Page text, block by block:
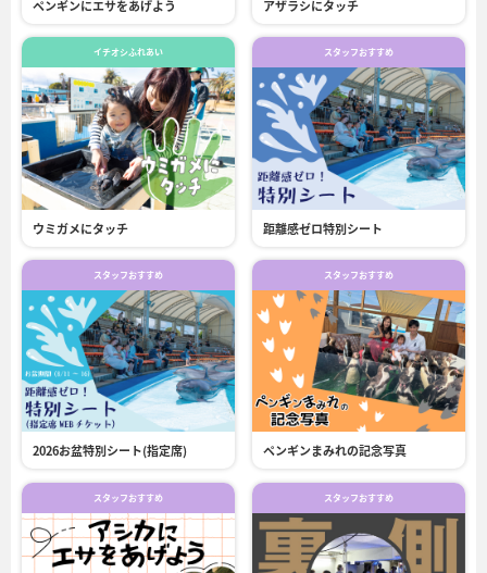
ペンギンにエサをあげよう アザラシにタッチ
イチオシふれあい
ウミガメにタッチ
スタッフおすすめ
距離感ゼロ特別シート
スタッフおすすめ
2026お盆特別シート(指定席)
スタッフおすすめ
ペンギンまみれの記念写真
スタッフおすすめ スタッフおすすめ